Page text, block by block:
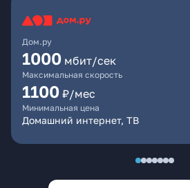
Дом.ру
1000 мбит/сек
Максимальная скорость
1100 ₽/мес
Минимальная цена
Домашний интернет, ТВ